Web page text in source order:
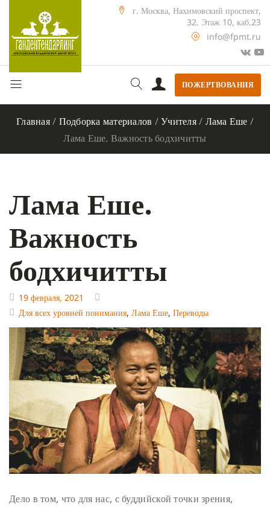
г. Москва, Нахимовский проспект,
32. Этаж 10, каб.23
info@fpmt.ru
ПОЖЕРТВОВАНИЯ
Главная/ Подборка материалов /Учителя/ Лама Еше /
Лама Еше. Важность бодхичитты
Лама Еше.
Важность
бодхичитты
19 февраля, 2021
Для всех уровней понимания, Лама Еше, Переводы
Дело в том, что для нас, с буддийской точки зрения,